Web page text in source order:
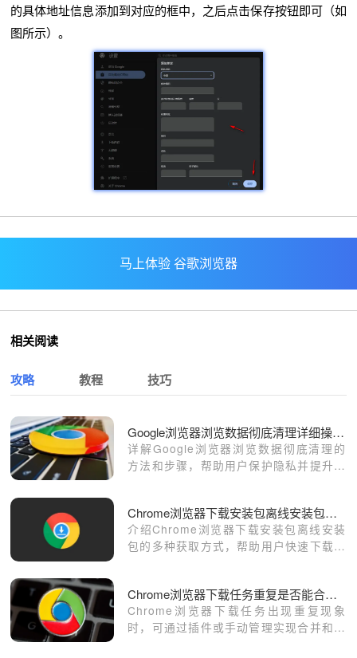
的具体地址信息添加到对应的框中，之后点击保存按钮即可（如
图所示）。
马上体验 谷歌浏览器
相关阅读
攻略 教程 技巧
Google浏览器浏览数据彻底清理详细操作指南
详解Google浏览器浏览数据彻底清理的
方法和步骤，帮助用户保护隐私并提升浏
Chrome浏览器下载安装包离线安装包获取方法
介绍Chrome浏览器下载安装包离线安装
包的多种获取方式，帮助用户快速下载离
Chrome浏览器下载任务重复是否能合并去重
Chrome浏览器下载任务出现重复现象
时，可通过插件或手动管理实现合并和去